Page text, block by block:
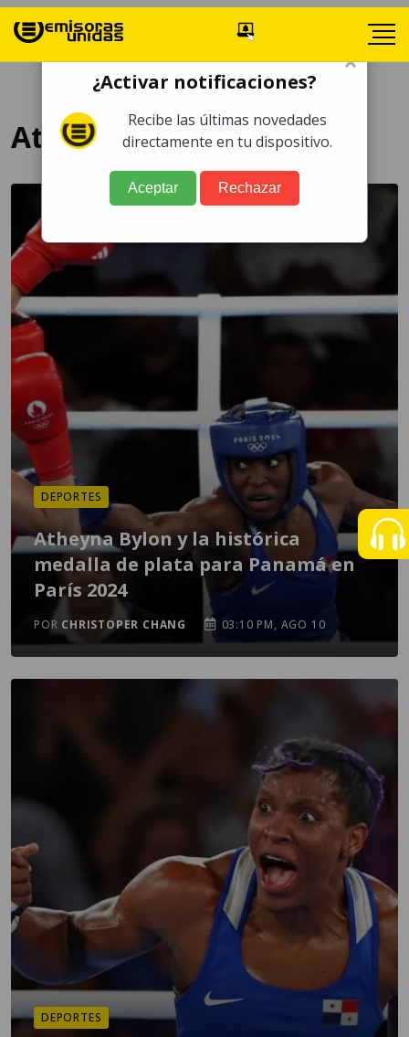
Atheyna Bylon
DEPORTES
Atheyna Bylon y la histórica
medalla de plata para Panamá en
París 2024
POR CHRISTOPER CHANG 03:10 PM, AGO 10
DEPORTES
×
¿Activar notificaciones?
Recibe las últimas novedades
directamente en tu dispositivo.
Aceptar Rechazar